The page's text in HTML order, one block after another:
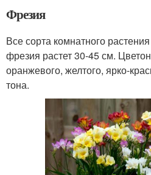
Фрезия
Все сорта комнатного
фрезия растет 30-45 см.
оранжевого, желтого, ярко-
тона.